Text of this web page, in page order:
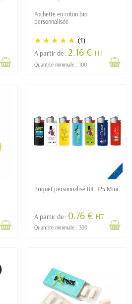
Pochette en coton bio
personnalisée
(1)
A partir de :2.16 € HT
Quantité minimale : 100
Briquet personnalisé BIC J25 Mini
A partir de : 0.76 € HT
Quantité minimale : 300